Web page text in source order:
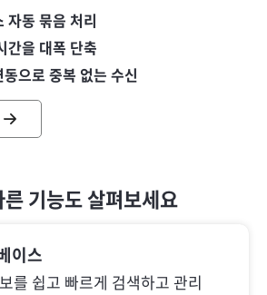
자동 묶음 처리
간을 대폭 단축
으로 중복 없는 수신
기능도 살펴보세요
이스
를 쉽고 빠르게 검색하고 관리